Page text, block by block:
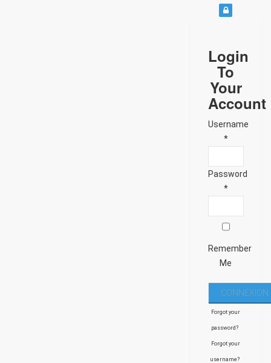
Login
To
Your
Account
Username
*
Password
*
Remember
Me
Forgot your
password?
Forgot your
username?